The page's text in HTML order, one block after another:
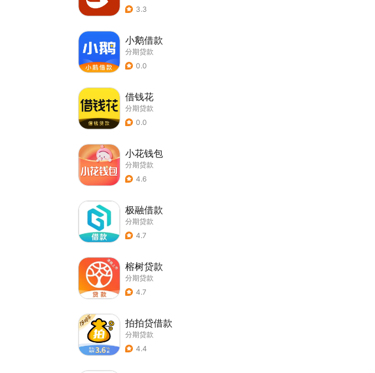
3.3
小鹅借款
分期贷款
0.0
借钱花
分期贷款
0.0
小花钱包
分期贷款
4.6
极融借款
分期贷款
4.7
榕树贷款
分期贷款
4.7
拍拍贷借款
分期贷款
4.4